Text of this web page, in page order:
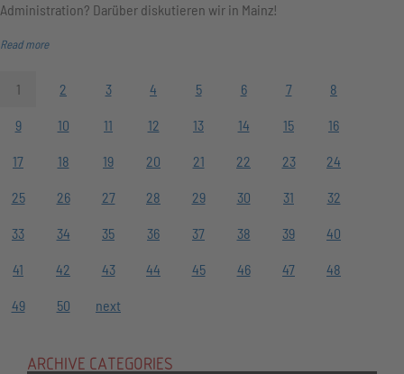
Administration? Darüber diskutieren wir in Mainz!
Read more
1 2 3 4 5 6 7 8
9 10 11 12 13 14 15 16
17 18 19 20 21 22 23 24
25 26 27 28 29 30 31 32
33 34 35 36 37 38 39 40
41 42 43 44 45 46 47 48
49 50 next
ARCHIVE CATEGORIES